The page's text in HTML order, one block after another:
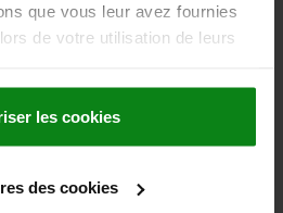
que vous leur avez fournies
de votre utilisation de leurs
les cookies
des cookies
VERTICAL, AVEC
DE SÉC. AVEC
RÉSISTANTES À L'HUILE